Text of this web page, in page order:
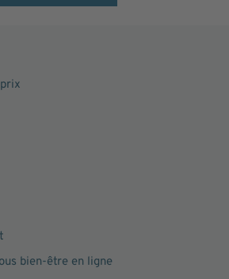
bien-être en ligne